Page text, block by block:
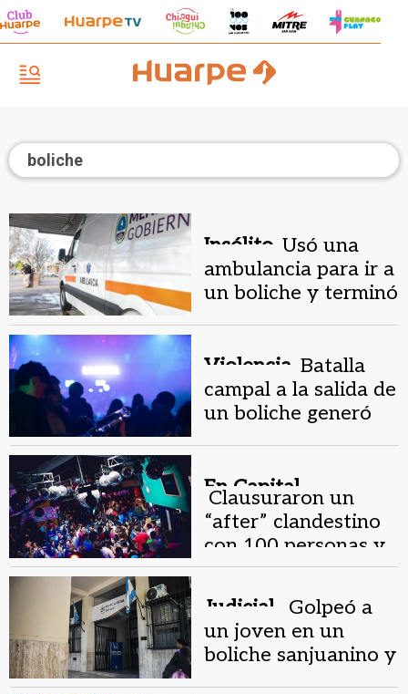
boliche
Insólito. Usó una
ambulancia para ir a
un boliche y terminó
Violencia. Batalla
campal a la salida de
un boliche generó
En Capital.
Clausuraron un
“after” clandestino
con 100 personas y
hubo detenidos
Judicial .
Golpeó a
un joven en un
boliche sanjuanino y